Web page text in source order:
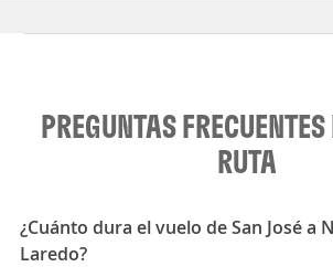
PREGUNTAS
RUTA
¿Cuánto dura el vuelo de San José a
Laredo?